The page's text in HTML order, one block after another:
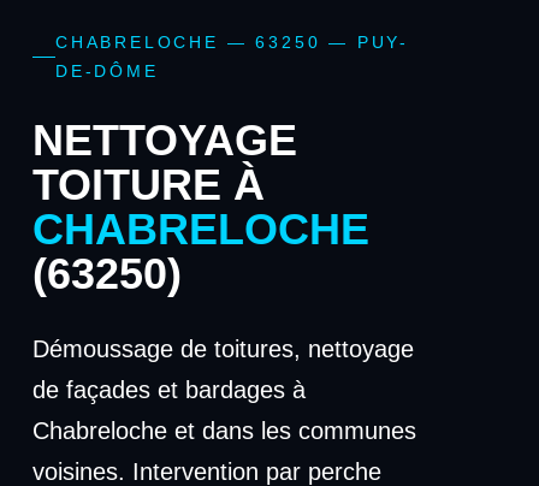
CHABRELOCHE — 63250 — PUY-
DE-DÔME
NETTOYAGE
TOITURE À
CHABRELOCHE
(63250)
Démoussage de toitures, nettoyage
de façades et bardages à
Chabreloche et dans les communes
voisines. Intervention par perche